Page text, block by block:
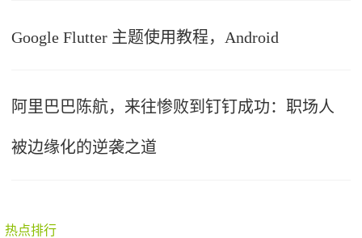
Google Flutter 主题使用教程，Android
阿里巴巴陈航，来往惨败到钉钉成功：职场人
被边缘化的逆袭之道
热点排行